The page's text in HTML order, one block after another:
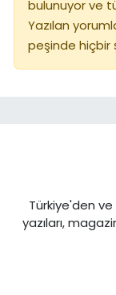
bulunuyor ve
Yazılan
peşinde hiçbir
Türkiye'den
yazıları,